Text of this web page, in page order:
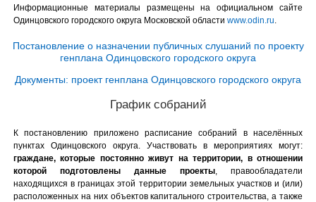
Информационные материалы размещены на официальном сайте
Одинцовского городского округа Московской области www.odin.ru.
Постановление о назначении публичных слушаний по проекту
генплана Одинцовского городского округа
Документы: проект генплана Одинцовского городского округа
График собраний
К постановлению приложено расписание собраний в населённых
пунктах Одинцовского округа. Участвовать в мероприятиях могут:
граждане, которые постоянно живут на территории, в отношении
которой подготовлены данные проекты , правообладатели
находящихся в границах этой территории земельных участков и (или)
расположенных на них объектов капитального строительства, а также